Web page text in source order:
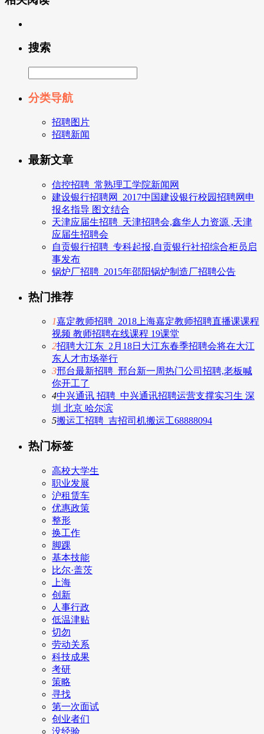
搜索
分类导航
招聘图片
招聘新闻
最新文章
信控招聘_常熟理工学院新闻网
建设银行招聘网_2017中国建设银行校园招聘网申
报名指导 图文结合
天津应届生招聘_天津招聘会,鑫华人力资源 ,天津
应届生招聘会
自贡银行招聘_专科起报,自贡银行社招综合柜员启
事发布
锅炉厂招聘_2015年邵阳锅炉制造厂招聘公告
热门推荐
1嘉定教师招聘_2018上海嘉定教师招聘直播课课程
视频 教师招聘在线课程 19课堂
2招聘大江东_2月18日大江东春季招聘会将在大江
东人才市场举行
3邢台最新招聘_邢台新一周热门公司招聘,老板喊
你开工了
4中兴通讯 招聘_中兴通讯招聘运营支撑实习生 深
圳 北京 哈尔滨
5搬运工招聘_吉招司机搬运工68888094
热门标签
高校大学生
职业发展
沪租赁车
优惠政策
整形
换工作
脚踝
基本技能
比尔·盖茨
上海
创新
人事行政
低温津贴
切勿
劳动关系
科技成果
考研
策略
寻找
第一次面试
创业者们
没经验